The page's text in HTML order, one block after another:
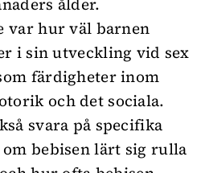
var hur väl barnen
i sin utveckling vid sex
färdigheter inom
och det sociala.
svara på specifika
bebisen lärt sig rulla